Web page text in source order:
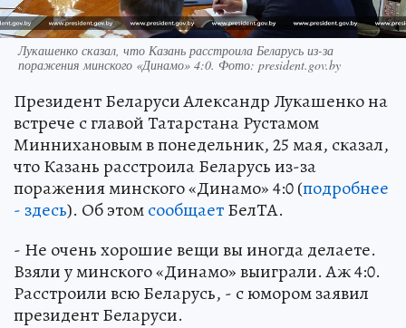
Лукашенко сказал, что Казань расстроила Беларусь из-за
поражения минского «Динамо» 4:0. Фото: president.gov.by
Президент Беларуси Александр Лукашенко на
встрече с главой Татарстана Рустамом
Миннихановым в понедельник, 25 мая, сказал,
что Казань расстроила Беларусь из-за
поражения минского «Динамо» 4:0 (подробнее
- здесь). Об этомсообщаетБелТА.
- Не очень хорошие вещи вы иногда делаете.
Взяли у минского «Динамо» выиграли. Аж 4:0.
Расстроили всю Беларусь, - с юмором заявил
президент Беларуси.